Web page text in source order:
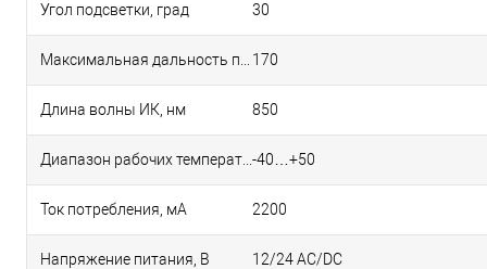
Угол подсветки, град 30
170
Длина волны ИК, нм 850
-40…+50
Ток потребления, мА 2200
Напряжение питания, В 12/24 AC/DC